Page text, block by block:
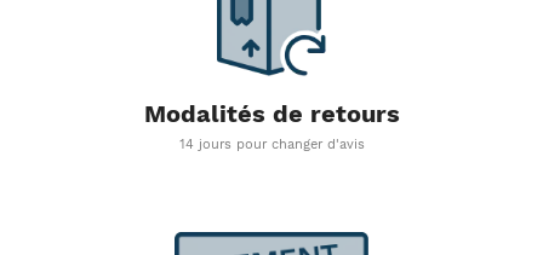
Modalités de retours
14 jours pour changer d'avis